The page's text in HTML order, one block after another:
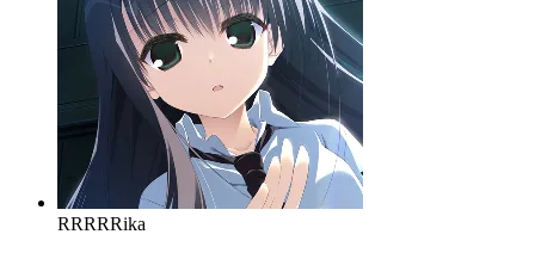
RRRRRika